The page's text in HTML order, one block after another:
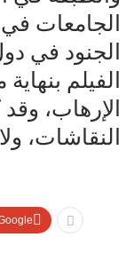
الجامعات
الجنود في
الفيلم
الإرهاب،
النقاشات،